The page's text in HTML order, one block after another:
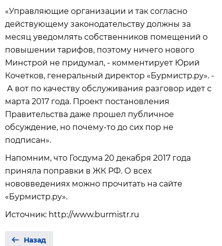
«Управляющие организации и так согласно
действующему законодательству должны за
месяц уведомлять собственников помещений о
повышении тарифов, поэтому ничего нового
Минстрой не придумал, - комментирует Юрий
Кочетков, генеральный директор «Бурмистр.ру». -
А вот по качеству обслуживания разговор идет с
марта 2017 года. Проект постановления
Правительства даже прошел публичное
обсуждение, но почему-то до сих пор не
подписан».
Напомним, что Госдума 20 декабря 2017 года
приняла поправки в ЖК РФ. О всех
нововведениях можно прочитать на сайте
«Бурмистр.ру».
Источник: http://www.burmistr.ru
Назад